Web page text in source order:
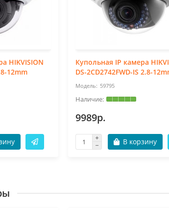
HIKVISION
12mm
Купольная IP камера
DS-2CD2742FWD-IS 2.8-
59795
9989р.
В корзину